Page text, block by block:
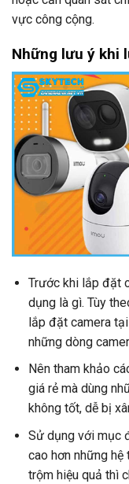
vực công cộng.
Những lưu ý khi
Trước khi lắp đặt
dụng là gì. Tùy
lắp đặt camera
những dòng
Nên tham khảo
giá rẻ mà dùng
không tốt, dễ bị
Sử dụng với mục
cao hơn những
trộm hiệu quả thì